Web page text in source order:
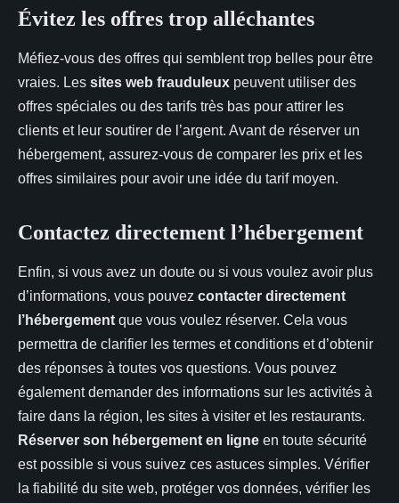
Évitez les offres trop alléchantes
Méfiez-vous des offres qui semblent trop belles pour être
vraies. Les sites web frauduleux peuvent utiliser des
offres spéciales ou des tarifs très bas pour attirer les
clients et leur soutirer de l’argent. Avant de réserver un
hébergement, assurez-vous de comparer les prix et les
offres similaires pour avoir une idée du tarif moyen.
Contactez directement l’hébergement
Enfin, si vous avez un doute ou si vous voulez avoir plus
d’informations, vous pouvez contacter directement
l’hébergement que vous voulez réserver. Cela vous
permettra de clarifier les termes et conditions et d’obtenir
des réponses à toutes vos questions. Vous pouvez
également demander des informations sur les activités à
faire dans la région, les sites à visiter et les restaurants.
Réserver son hébergement en ligne en toute sécurité
est possible si vous suivez ces astuces simples. Vérifier
la fiabilité du site web, protéger vos données, vérifier les